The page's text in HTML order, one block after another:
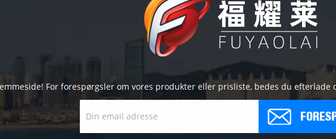
For forespørgsler om vores produkter eller prisliste, bedes du